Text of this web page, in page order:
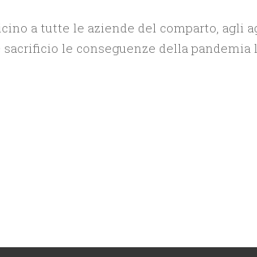
a tutte le aziende del comparto, agli
le conseguenze della pandemia